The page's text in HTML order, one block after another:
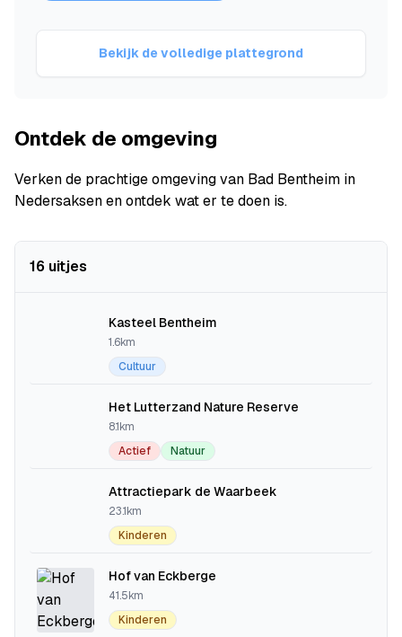
Bekijk de volledige plattegrond
Ontdek de omgeving
Verken de prachtige omgeving van Bad Bentheim in
Nedersaksen en ontdek wat er te doen is.
16 uitjes
Kasteel Bentheim
1.6km
Cultuur
Het Lutterzand Nature Reserve
8.1km
Actief
Natuur
Attractiepark de Waarbeek
23.1km
Kinderen
Hof van Eckberge
41.5km
Kinderen